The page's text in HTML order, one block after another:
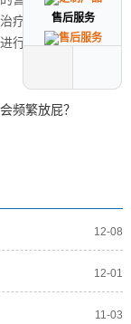
疗贫血。 仅供参
行判断和处理，如
频繁放屁？
12-08
12-01
11-03
售后服务
售后服务